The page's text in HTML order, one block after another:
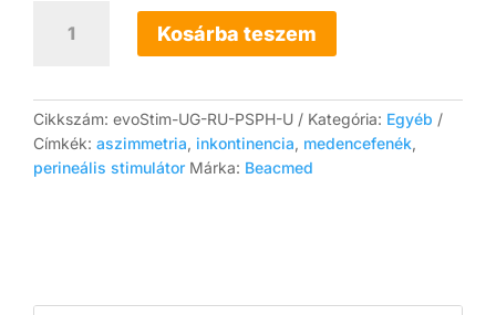
inkontinencia
hüvelyi
szondával
és
EvoStim
UG
Kosárba teszem
Cikkszám: evoStim-UG-RU-PSPH-U Kategória: Egyéb
Címkék: aszimmetria, inkontinencia, medencefenék,
perineális stimulátor Márka: Beacmed